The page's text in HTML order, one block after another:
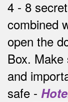
4 - 8
combined
open the
Box. Make
and
safe -